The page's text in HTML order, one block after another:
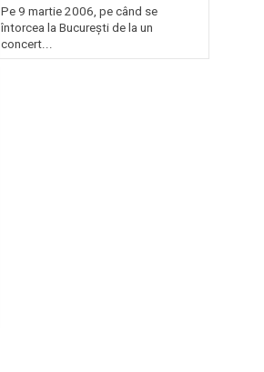
Pe 9 martie 2006, pe când se
întorcea la București de la un
concert...